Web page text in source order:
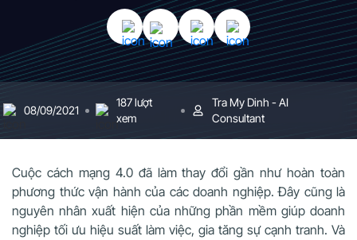
08/09/2021
187 lượt
xem
Tra My Dinh - AI
Consultant
Cuộc cách mạng 4.0 đã làm thay đổi gần như hoàn toàn
phương thức vận hành của các doanh nghiệp. Đây cũng là
nguyên nhân xuất hiện của những phần mềm giúp doanh
nghiệp tối ưu hiệu suất làm việc, gia tăng sự cạnh tranh. Và